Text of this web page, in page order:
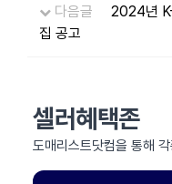
다음글
2024년
집 공고
셀러혜택존
도매리스트닷컴을 통해